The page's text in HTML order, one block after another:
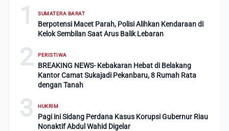
1 SUMATERA BARAT
Berpotensi Macet Parah, Polisi Alihkan Kendaraan di
Kelok Sembilan Saat Arus Balik Lebaran
2 PERISTIWA
BREAKING NEWS- Kebakaran Hebat di Belakang
Kantor Camat Sukajadi Pekanbaru, 8 Rumah Rata
dengan Tanah
3 HUKRIM
Pagi ini Sidang Perdana Kasus Korupsi Gubernur Riau
Nonaktif Abdul Wahid Digelar